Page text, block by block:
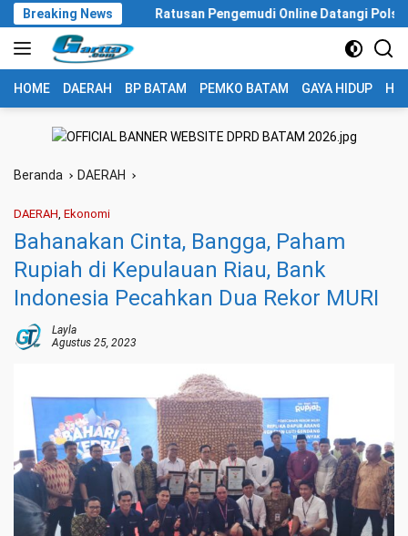
Langsung
ke
konten
Breaking News
Ratusan Pengemudi Online Datangi Polsek Sekupang
HOME DAERAH BP BATAM PEMKO BATAM GAYA HIDUP
Beranda DAERAH
DAERAH, Ekonomi
Bahanakan Cinta, Bangga, Paham
Rupiah di Kepulauan Riau, Bank
Indonesia Pecahkan Dua Rekor MURI
Layla
Agustus 25, 2023